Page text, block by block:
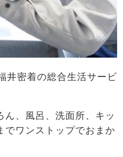
井密着の総合生活サービ
ん、風呂、洗面所、キッ
でワンストップでおまか